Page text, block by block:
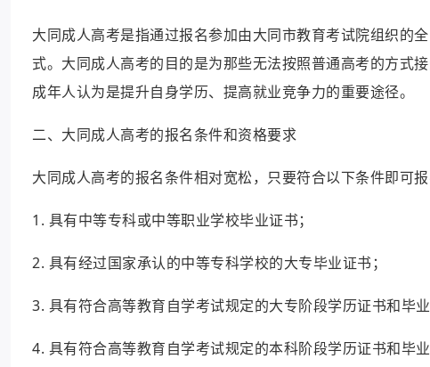
大同成人高考是指通过报名参加由大同市教育考试院组织的
式。大同成人高考的目的是为那些无法按照普通高考的方式
成年人认为是提升自身学历、提高就业竞争力的重要途径。
二、大同成人高考的报名条件和资格要求
大同成人高考的报名条件相对宽松，只要符合以下条件即可报
1. 具有中等专科或中等职业学校毕业证书；
2. 具有经过国家承认的中等专科学校的大专毕业证书；
3. 具有符合高等教育自学考试规定的大专阶段学历证书和毕业
4. 具有符合高等教育自学考试规定的本科阶段学历证书和毕业